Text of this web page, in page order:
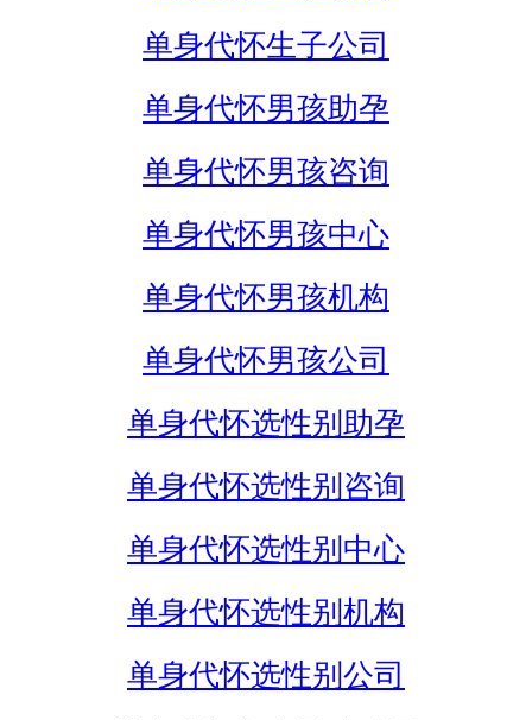
单身代怀生子公司
单身代怀男孩助孕
单身代怀男孩咨询
单身代怀男孩中心
单身代怀男孩机构
单身代怀男孩公司
单身代怀选性别助孕
单身代怀选性别咨询
单身代怀选性别中心
单身代怀选性别机构
单身代怀选性别公司